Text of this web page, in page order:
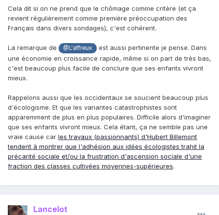
Cela dit si on ne prend que le chômage comme critère (et ça
revient régulièrement comme première préoccupation des
Français dans divers sondages), c'est cohérent.
La remarque de @L'affreux
est aussi pertinente je pense. Dans
une économie en croissance rapide, même si on part de très bas,
c'est beaucoup plus facile de conclure que ses enfants vivront
mieux.
Rappelons aussi que les occidentaux se soucient beaucoup plus
d'écologisme. Et que les variantes catastrophistes sont
apparemment de plus en plus populaires. Difficile alors d'imaginer
que ses enfants vivront mieux. Cela étant, ça ne semble pas une
vraie cause car les travaux (passionnants) d'Hubert Billemont
tendent à montrer que l'adhésion aux idées écologistes trahit la
précarité sociale et/ou la frustration d'ascension sociale d'une
fraction des classes cultivées moyennes-supérieures.
Lancelot